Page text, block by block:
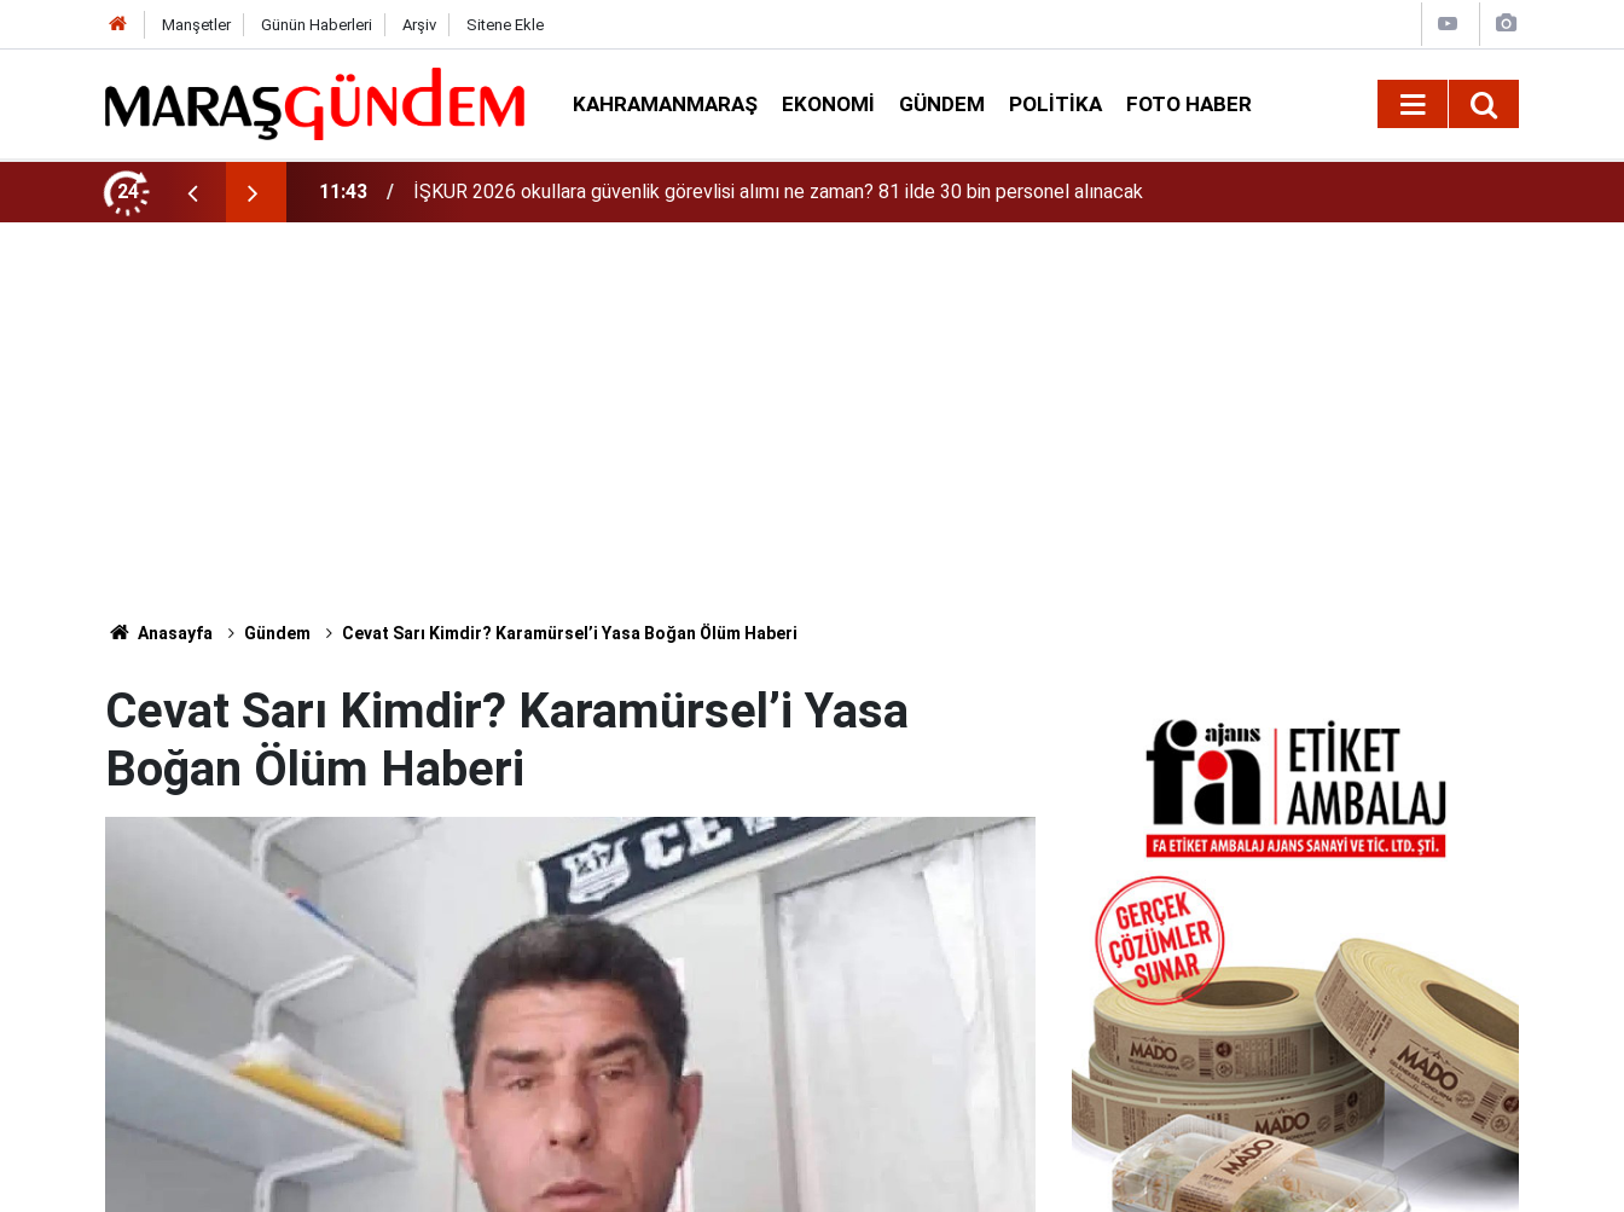
Manşetler Günün Haberleri Arşiv Sitene Ekle
KAHRAMANMARAŞ EKONOMI GÜNDEM POLITIKA FOTO HABER
24
81 ilde 30 bin personel alınacak 11:40 iPhone 18 Ne Zaman Çıkacak? iPhone 18 Pro Max Özellikleri ve Tahmini Fiyatı
Anasayfa Gündem Cevat Sarı Kimdir? Karamürsel’i Yasa Boğan Ölüm Haberi
Cevat Sarı Kimdir? Karamürsel’i Yasa
Boğan Ölüm Haberi